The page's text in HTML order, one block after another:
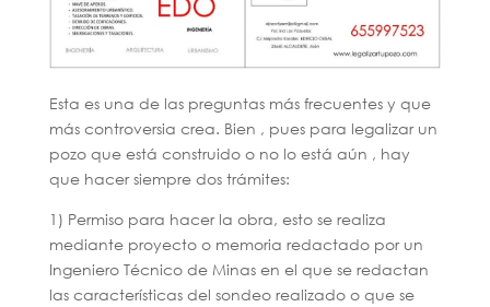
Esta es una de las preguntas más frecuentes y que
más controversia crea. Bien , pues para legalizar un
pozo que está construido o no lo está aún , hay
que hacer siempre dos trámites:
1) Permiso para hacer la obra, esto se realiza
mediante proyecto o memoria redactado por un
Ingeniero Técnico de Minas en el que se redactan
las características del sondeo realizado o que se